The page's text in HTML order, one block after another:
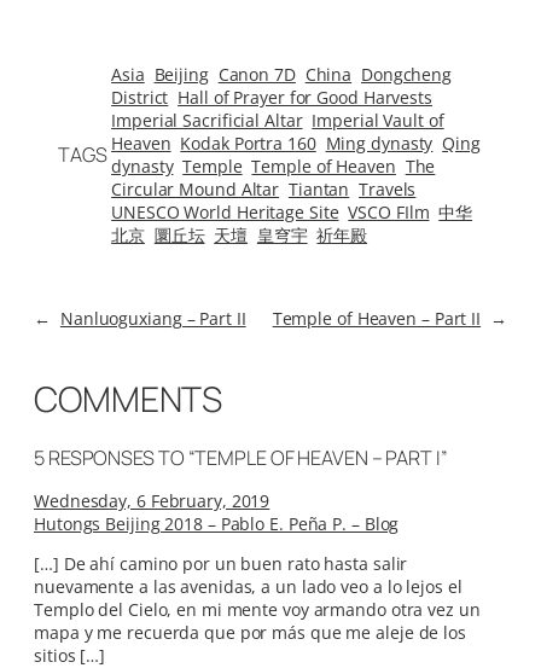
TAGS
Asia Beijing Canon 7D China Dongcheng
District Hall of Prayer for Good Harvests
Imperial Sacrificial Altar Imperial Vault of
Heaven Kodak Portra 160 Ming dynasty Qing
dynasty Temple Temple of Heaven The
Circular Mound Altar Tiantan Travels
UNESCO World Heritage Site VSCO FIlm 中华
北京 圜丘坛 天壇 皇穹宇 祈年殿
← Nanluoguxiang – Part II Temple of Heaven – Part II →
COMMENTS
5 RESPONSES TO “TEMPLE OF HEAVEN – PART I”
Wednesday, 6 February, 2019
Hutongs Beijing 2018 – Pablo E. Peña P. – Blog
[…] De ahí camino por un buen rato hasta salir
nuevamente a las avenidas, a un lado veo a lo lejos el
Templo del Cielo, en mi mente voy armando otra vez un
mapa y me recuerda que por más que me aleje de los
sitios […]